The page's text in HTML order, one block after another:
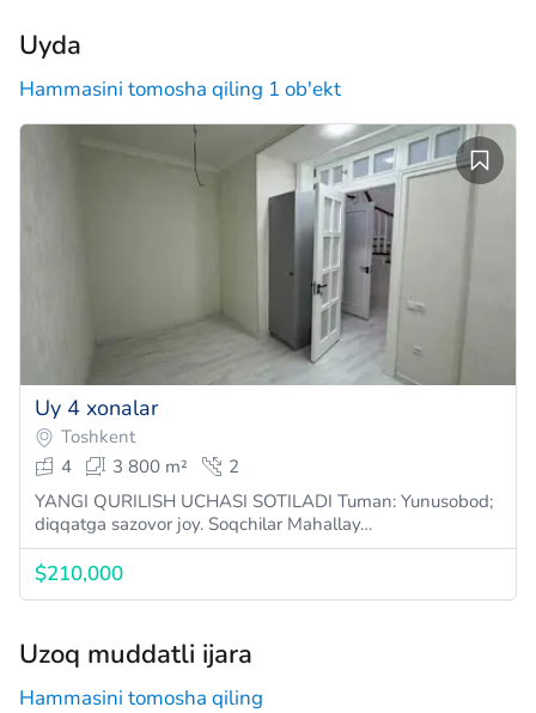
Uyda
Hammasini tomosha qiling 1 ob'ekt
Uy 4 xonalar
Toshkent
4
3 800 m²
2
YANGI QURILISH UCHASI SOTILADI Tuman: Yunusobod;
diqqatga sazovor joy. Soqchilar Mahallay…
$210,000
Uzoq muddatli ijara
Hammasini tomosha qiling